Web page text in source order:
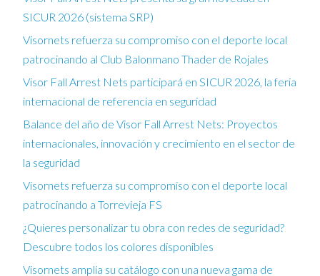
SICUR 2026 (sistema SRP)
Visornets refuerza su compromiso con el deporte local
patrocinando al Club Balonmano Thader de Rojales
Visor Fall Arrest Nets participará en SICUR 2026, la feria
internacional de referencia en seguridad
Balance del año de Visor Fall Arrest Nets: Proyectos
internacionales, innovación y crecimiento en el sector de
la seguridad
Visornets refuerza su compromiso con el deporte local
patrocinando a Torrevieja FS
¿Quieres personalizar tu obra con redes de seguridad?
Descubre todos los colores disponibles
Visornets amplía su catálogo con una nueva gama de